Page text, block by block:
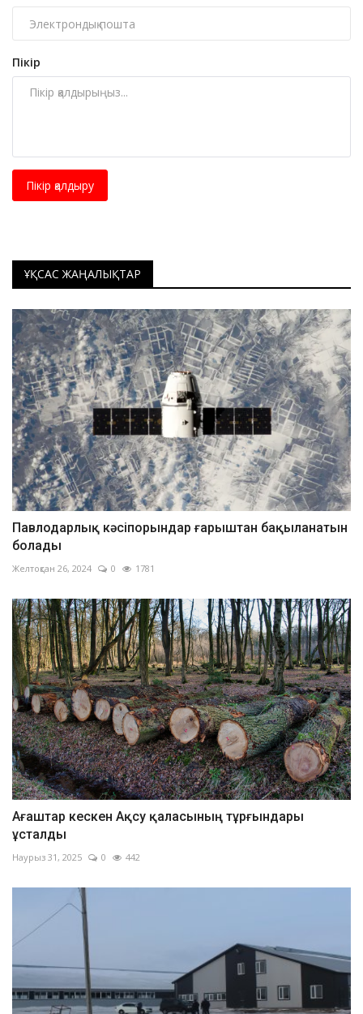
Пікір
Пікір қалдыру
ҰҚСАС ЖАҢАЛЫҚТАР
Павлодарлық кәсіпорындар ғарыштан бақыланатын
болады
Желтоқсан 26, 2024 0 1781
Ағаштар кескен Ақсу қаласының тұрғындары
ұсталды
Наурыз 31, 2025 0 442